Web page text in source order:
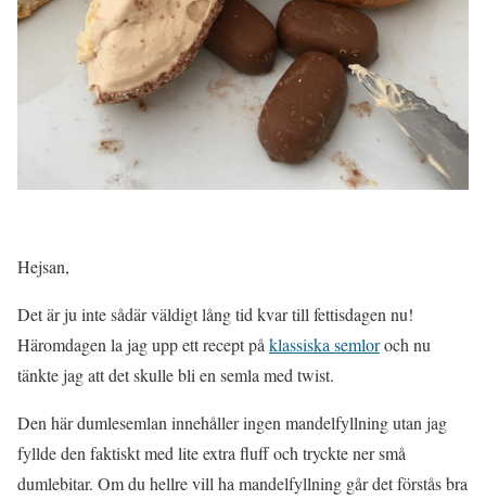
Hejsan,
Det är ju inte sådär väldigt lång tid kvar till fettisdagen nu!
Häromdagen la jag upp ett recept på klassiska semloroch nu
tänkte jag att det skulle bli en semla med twist.
Den här dumlesemlan innehåller ingen mandelfyllning utan jag
fyllde den faktiskt med lite extra fluff och tryckte ner små
dumlebitar. Om du hellre vill ha mandelfyllning går det förstås bra